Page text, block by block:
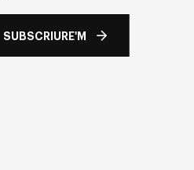
SUBSCRIURE'M